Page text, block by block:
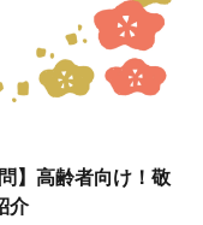
】高齢者向け！敬
介